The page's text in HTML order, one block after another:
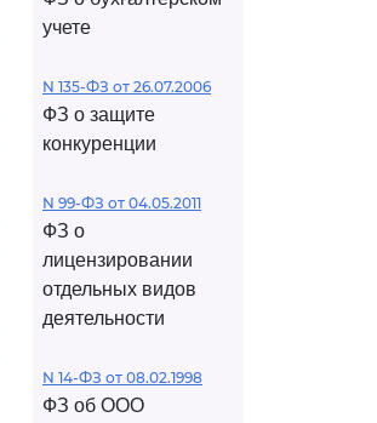
учете
N 135-ФЗ от 26.07.2006
ФЗ о защите
конкуренции
N 99-ФЗ от 04.05.2011
ФЗ о
лицензировании
отдельных видов
деятельности
N 14-ФЗ от 08.02.1998
ФЗ об ООО